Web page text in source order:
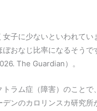
子に少ないといわれてい
おなじ比率になるそう
The Guardian）。
ラム症（障害）のことで
ンのカロリンスカ研究